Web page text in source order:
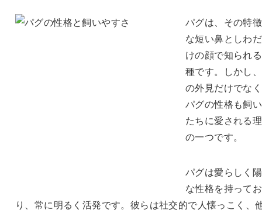
パグは、その特
な短い鼻としわ
けの顔で知られ
種です。しかし
の外見だけでな
パグの性格も飼
たちに愛される
の一つです。
パグは愛らしく
な性格を持ってお
り、常に明るく活発です。彼らは社交的で人懐っこく、